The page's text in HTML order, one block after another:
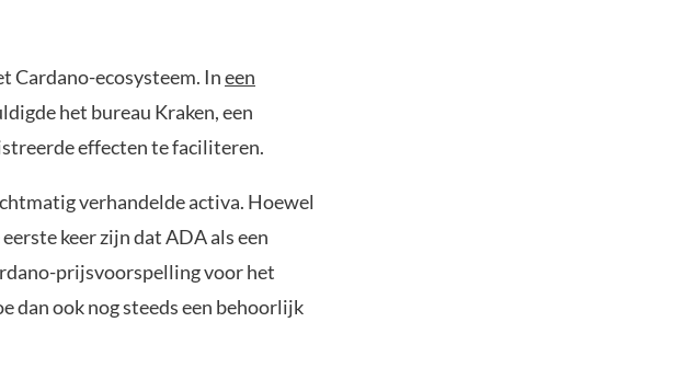
Cardano-ecosysteem. Ineen
het bureau Kraken, een
effecten te faciliteren.
verhandelde activa. Hoewel
keer zijn dat ADA als een
prijsvoorspelling voor het
dan ook nog steeds een behoorlijk